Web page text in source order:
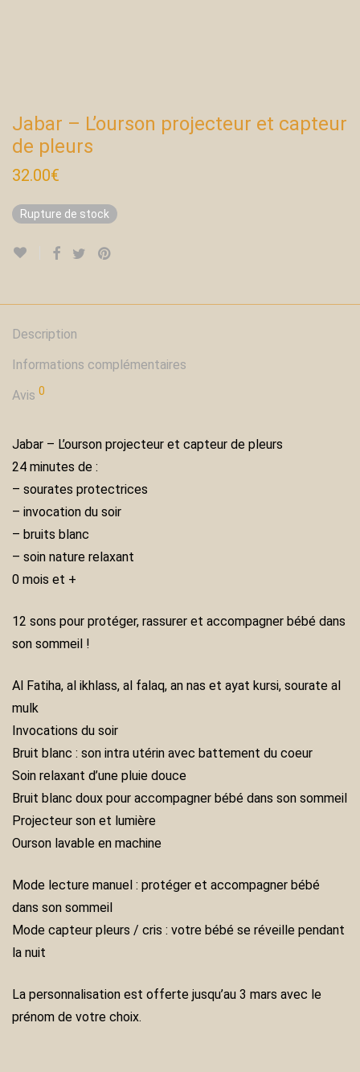
Jabar – L’ourson projecteur et capteur
de pleurs
32.00€
Rupture de stock
Description
Informations complémentaires
Avis 0
Jabar – L’ourson projecteur et capteur de pleurs
24 minutes de :
– sourates protectrices
– invocation du soir
– bruits blanc
– soin nature relaxant
0 mois et +
12 sons pour protéger, rassurer et accompagner bébé dans
son sommeil !
Al Fatiha, al ikhlass, al falaq, an nas et ayat kursi, sourate al
mulk
Invocations du soir
Bruit blanc : son intra utérin avec battement du coeur
Soin relaxant d’une pluie douce
Bruit blanc doux pour accompagner bébé dans son sommeil
Projecteur son et lumière
Ourson lavable en machine
Mode lecture manuel : protéger et accompagner bébé
dans son sommeil
Mode capteur pleurs / cris : votre bébé se réveille pendant
la nuit
La personnalisation est offerte jusqu’au 3 mars avec le
prénom de votre choix.